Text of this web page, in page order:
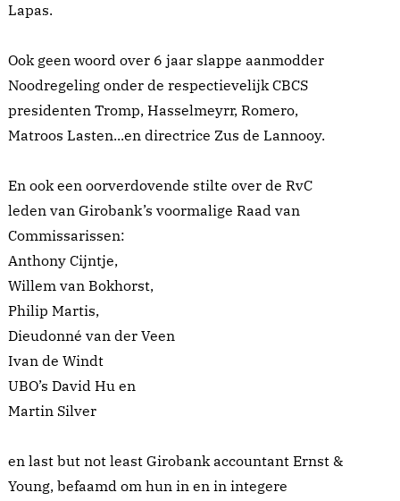
Lapas.
Ook geen woord over 6 jaar slappe aanmodder
Noodregeling onder de respectievelijk CBCS
presidenten Tromp, Hasselmeyrr, Romero,
Matroos Lasten...en directrice Zus de Lannooy.
En ook een oorverdovende stilte over de RvC
leden van Girobank’s voormalige Raad van
Commissarissen:
Anthony Cijntje,
Willem van Bokhorst,
Philip Martis,
Dieudonné van der Veen
Ivan de Windt
UBO’s David Hu en
Martin Silver
en last but not least Girobank accountant Ernst &
Young, befaamd om hun in en in integere